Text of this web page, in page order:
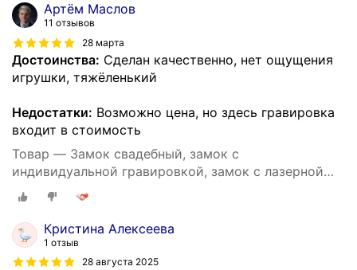
Артём Маслов
11 отзывов
28 марта
Достоинства: Сделан качественно, нет ощущения
игрушки, тяжёленький
Недостатки: Возможно цена, но здесь гравировка
входит в стоимость
Товар — Замок свадебный, замок с
индивидуальной гравировкой, замок с лазерной
гравировкой
Кристина Алексеева
1 отзыв
28 августа 2025